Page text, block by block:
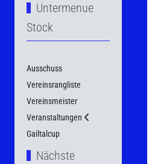
Untermenue
Stock
Ausschuss
Vereinsrangliste
Vereinsmeister
Veranstaltungen
Gailtalcup
Nächste